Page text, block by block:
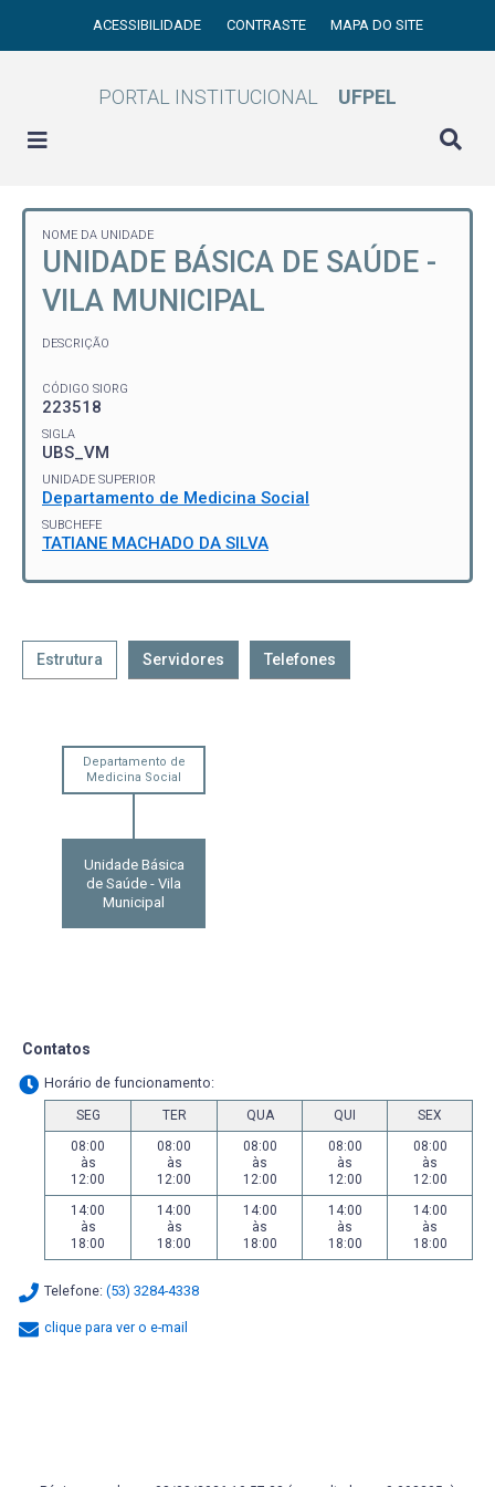
ACESSIBILIDADE CONTRASTE MAPA DO SITE
PORTAL INSTITUCIONAL UFPEL
NOME DA UNIDADE
UNIDADE BÁSICA DE SAÚDE -
VILA MUNICIPAL
DESCRIÇÃO
CÓDIGO SIORG
223518
SIGLA
UBS_VM
UNIDADE SUPERIOR
Departamento de Medicina Social
SUBCHEFE
TATIANE MACHADO DA SILVA
Estrutura Servidores Telefones
Departamento de
Medicina Social
Unidade Básica
de Saúde - Vila
Municipal
Contatos
Horário de funcionamento:
SEG TER QUA QUI
SEX
08:00
às
12:00
08:00
às
12:00
08:00
às
12:00
08:00
às
12:00
08:00
às
12:00
14:00
às
18:00
14:00
às
18:00
14:00
às
18:00
14:00
às
18:00
14:00
às
18:00
Telefone: (53) 3284-4338
clique para ver o e-mail